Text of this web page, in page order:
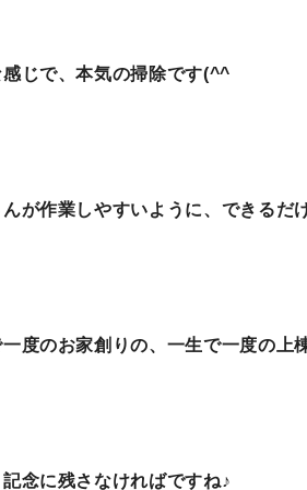
感じで、本気の掃除です(^^ゞ
が作業しやすいように、できるだ
度のお家創りの、一生で一度の上
念に残さなければですね♪